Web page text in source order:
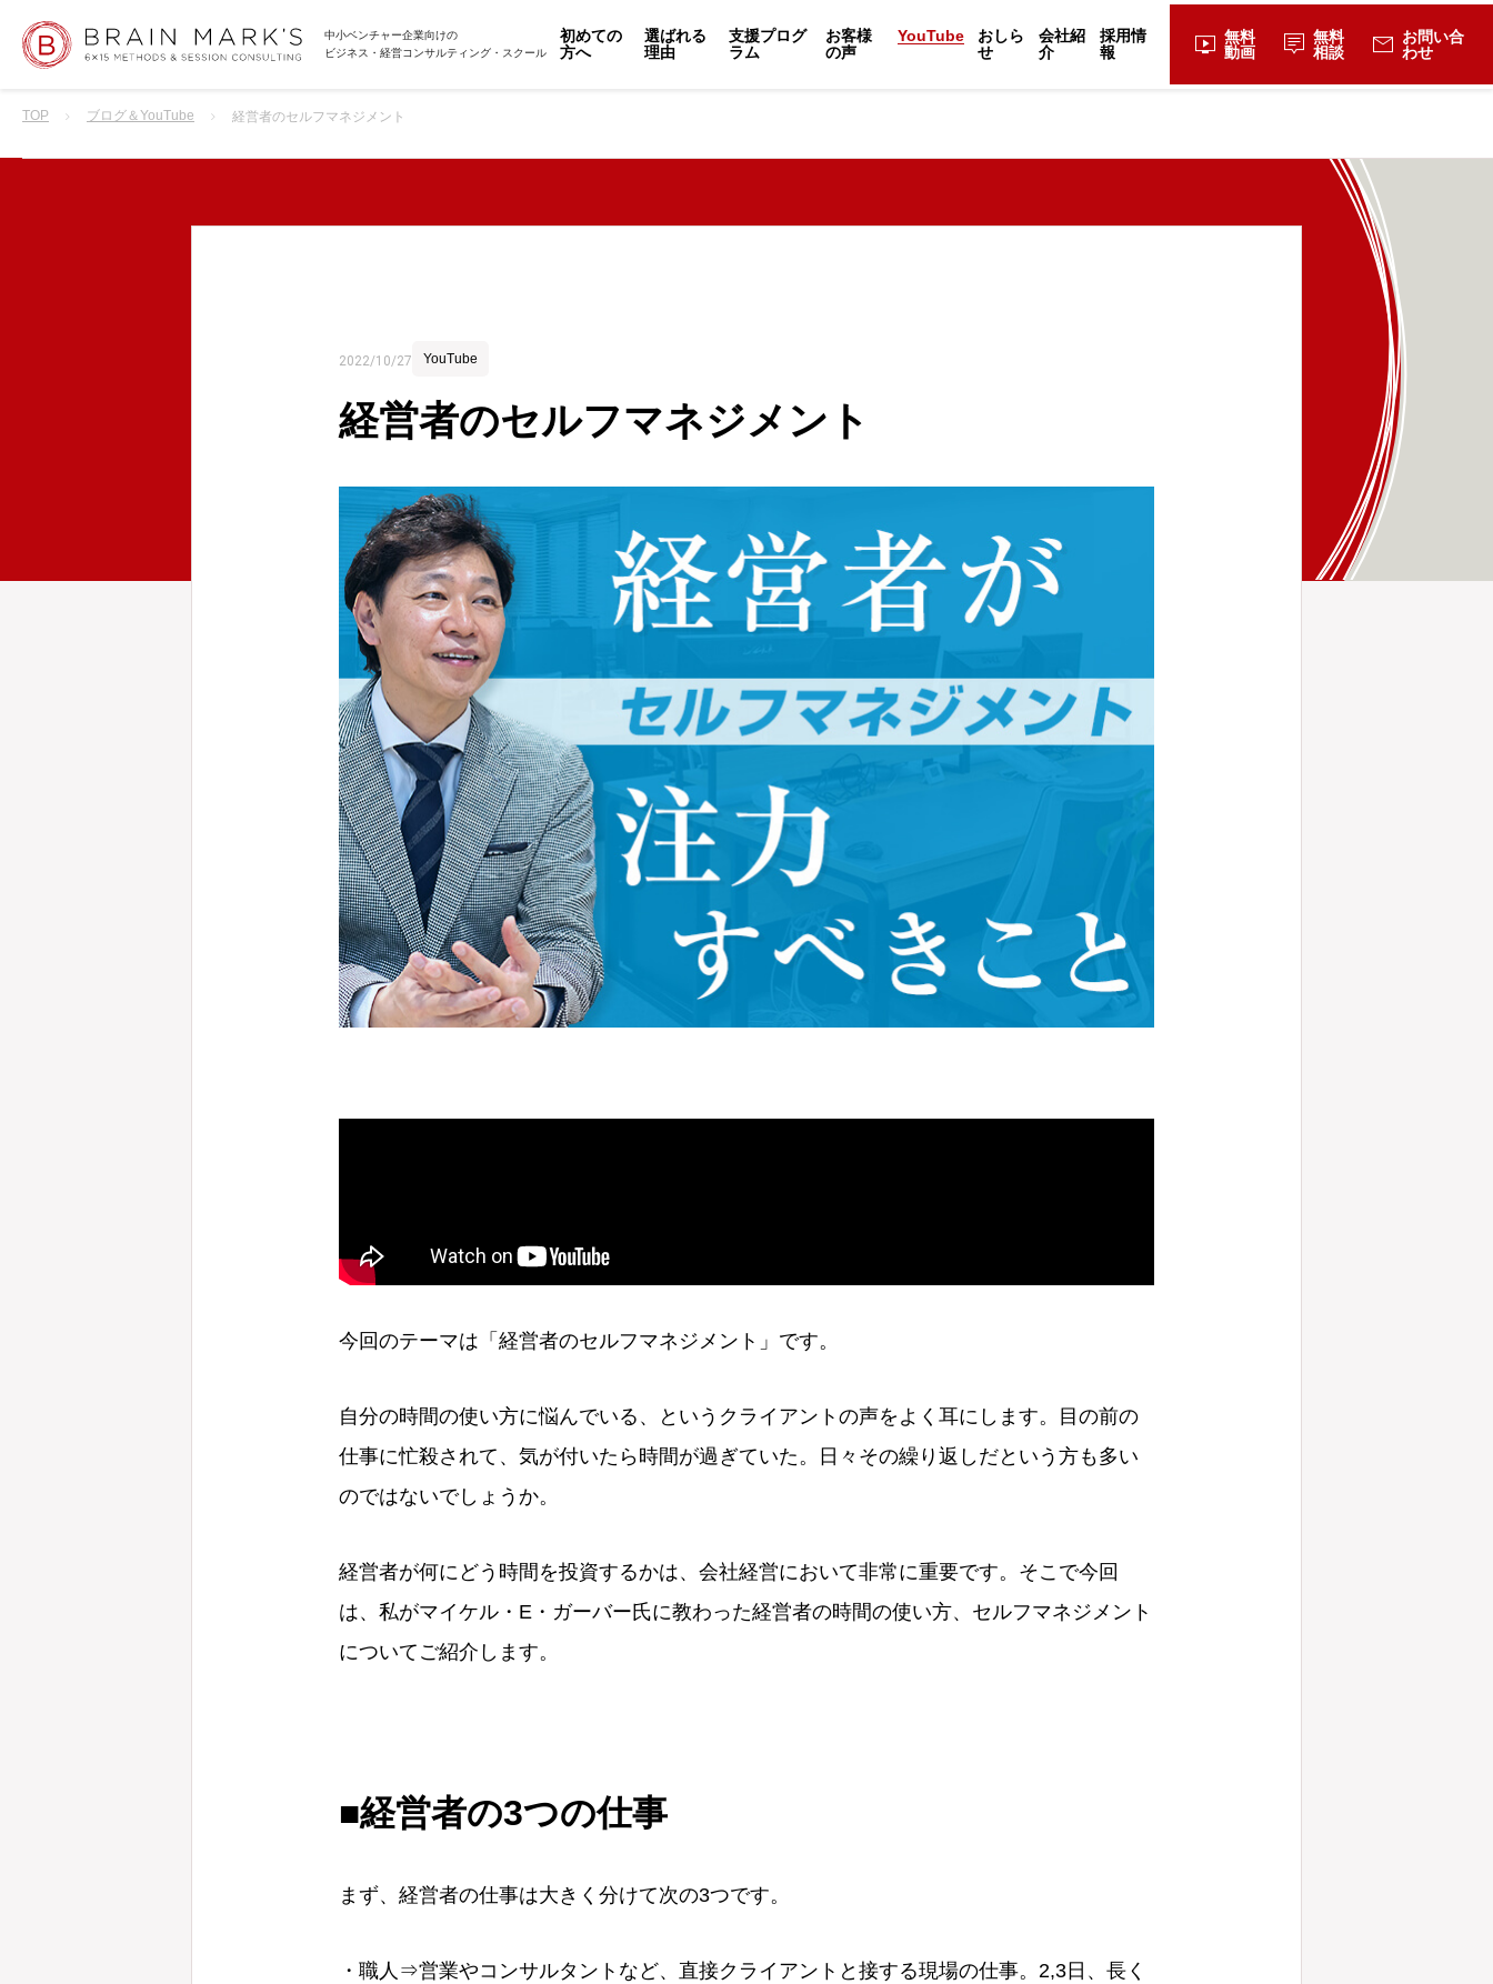
中小ベンチャー企業向けの
ビジネス・経営コンサルティング・スクール
初めての
方へ
選ばれる
理由
支援プログ
ラム
お客様
の声
YouTube おしら
せ
会社紹
介
採用情
報 live_tv 無料
動画
tooltip_2 無料
相談
mail お問い合
わせ
TOP ブログ＆YouTube 経営者のセルフマネジメント
2022/10/27 YouTube
経営者のセルフマネジメント
今回のテーマは「経営者のセルフマネジメント」です。
自分の時間の使い方に悩んでいる、というクライアントの声をよく耳にします。目の前の
仕事に忙殺されて、気が付いたら時間が過ぎていた。日々その繰り返しだという方も多い
のではないでしょうか。
経営者が何にどう時間を投資するかは、会社経営において非常に重要です。そこで今回
は、私がマイケル・E・ガーバー氏に教わった経営者の時間の使い方、セルフマネジメント
についてご紹介します。
■経営者の3つの仕事
まず、経営者の仕事は大きく分けて次の3つです。
・職人⇒営業やコンサルタントなど、直接クライアントと接する現場の仕事。2,3日、長く